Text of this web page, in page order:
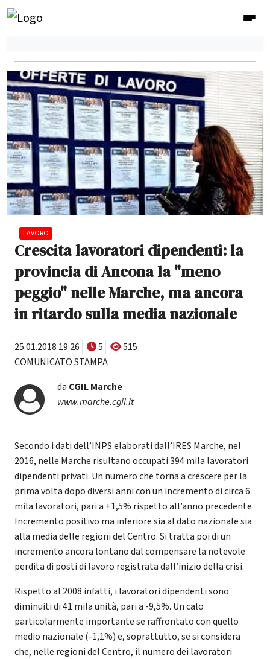
LAVORO
Crescita lavoratori dipendenti: la
provincia di Ancona la "meno
peggio" nelle Marche, ma ancora
in ritardo sulla media nazionale
25.01.2018 19:26 5
515
COMUNICATO STAMPA
da CGIL Marche
www.marche.cgil.it
Secondo i dati dell’INPS elaborati dall’IRES Marche, nel
2016, nelle Marche risultano occupati 394 mila lavoratori
dipendenti privati. Un numero che torna a crescere per la
prima volta dopo diversi anni con un incremento di circa 6
mila lavoratori, pari a +1,5% rispetto all’anno precedente.
Incremento positivo ma inferiore sia al dato nazionale sia
alla media delle regioni del Centro. Si tratta poi di un
incremento ancora lontano dal compensare la notevole
perdita di posti di lavoro registrata dall’inizio della crisi.
Rispetto al 2008 infatti, i lavoratori dipendenti sono
diminuiti di 41 mila unità, pari a -9,5%. Un calo
particolarmente importante se raffrontato con quello
medio nazionale (-1,1%) e, soprattutto, se si considera
che, nelle regioni del Centro, il numero dei lavoratori